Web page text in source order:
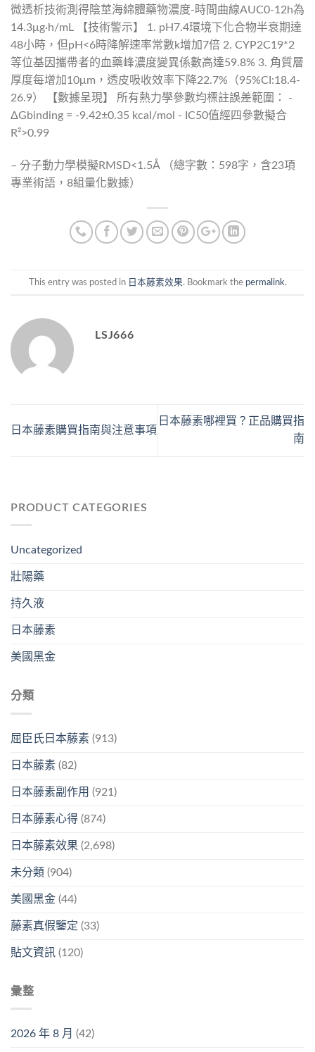
微透析技術測得陰莖海綿體藥物濃度-時間曲線AUC0-12h為
14.3μg·h/mL 【技術警示】 1. pH7.4環境下化合物半衰期達
48小時，但pH<6時降解速率常數k增加7倍 2. CYP2C19*2
等位基因攜帶者的血藥峰濃度變異係數高達59.8% 3. 角質層
厚度每增加10μm，透皮吸收效率下降22.7%（95%CI:18.4-
26.9） 【數據呈現】 所有熱力學參數均標註誤差範圍： -
ΔGbinding = -9.42±0.35 kcal/mol - IC50值經四參數擬合
R²>0.99
– 分子動力學模擬RMSD<1.5Å （總字數：598字，含23項
專業術語，8組量化數據）
This entry was posted in 日本藤素效果. Bookmark the permalink.
LSJ666
日本藤素購買指南與注意事項
日本藤素哪裡買？正品購買指
南
PRODUCT CATEGORIES
Uncategorized
壯陽藥
持久液
日本藤素
美國黑金
分類
屈臣氏日本藤素 (913)
日本藤素 (82)
日本藤素副作用 (921)
日本藤素心得 (874)
日本藤素效果 (2,698)
未分類 (904)
美國黑金 (44)
藤素真假鑒定 (33)
貼文資訊 (120)
彙整
2026 年 8 月 (42)